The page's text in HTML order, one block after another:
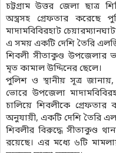
চট্টগ্রাম উত্তর জেলা ছাত্র
অস্ত্রসহ গ্রেফতার করেছে
মাদামবিবিরহাট
এ সময় একটি দেশি তৈরি
শিবলী সীতাকুণ্ড উপজেলার
মৃত কামাল উদ্দিনের ছেলে।
পুলিশ ও স্থানীয় সূত্র
ভোরে উপজেলা
চালিয়ে শিবলীকে
অনুযায়ী, একটি দেশি তৈরি
শিবলীর বিরুদ্ধে সীতাকুণ্ড
রয়েছে। এর মধ্যে ৬টি